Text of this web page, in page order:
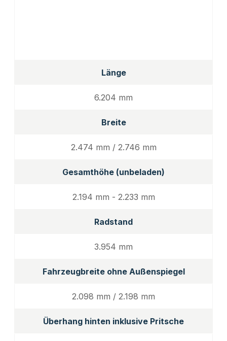
Länge
6.204 mm
Breite
2.474 mm / 2.746 mm
Gesamthöhe (unbeladen)
2.194 mm - 2.233 mm
Radstand
3.954 mm
Fahrzeugbreite ohne Außenspiegel
2.098 mm / 2.198 mm
Überhang hinten inklusive Pritsche